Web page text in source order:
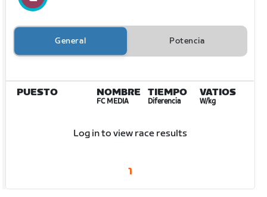
General Potencia
PUESTO NOMBRE
FC MEDIA
TIEMPO
Diferencia
VATIOS
W/kg
Log in to view race results
1